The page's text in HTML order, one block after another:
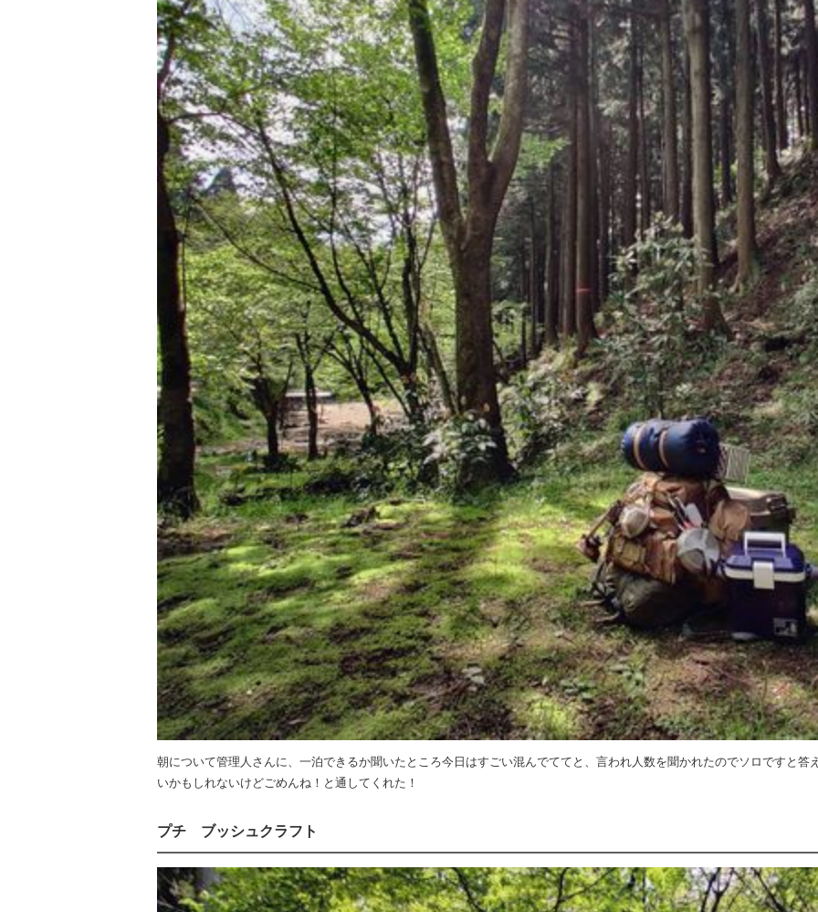
朝について管理人さんに、一泊できるか聞いたところ今日はすごい混んでててと、言われ人数を聞かれたのでソロですと答
いかもしれないけどごめんね！と通してくれた！
プチ ブッシュクラフト